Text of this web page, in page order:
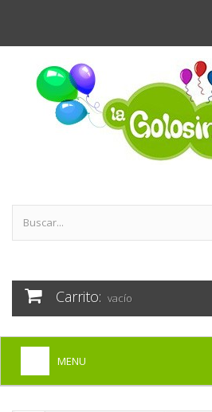
Carrito: vacío
MENU